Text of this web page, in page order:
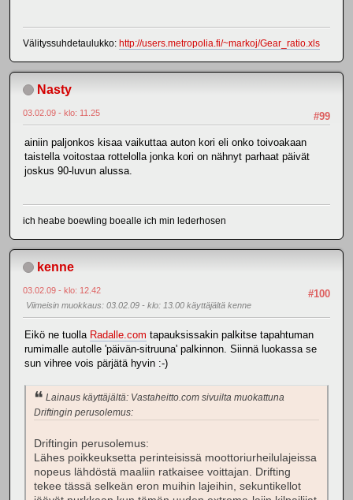
Välityssuhdetaulukko: http://users.metropolia.fi/~markoj/Gear_ratio.xls
Nasty
#99
03.02.09 - klo: 11.25
ainiin paljonkos kisaa vaikuttaa auton kori eli onko toivoakaan
taistella voitostaa rottelolla jonka kori on nähnyt parhaat päivät
joskus 90-luvun alussa.
ich heabe boewling boealle ich min lederhosen
kenne
#100
03.02.09 - klo: 12.42
Viimeisin muokkaus: 03.02.09 - klo: 13.00 käyttäjältä kenne
Eikö ne tuolla Radalle.com tapauksissakin palkitse tapahtuman
rumimalle autolle 'päivän-sitruuna' palkinnon. Siinnä luokassa se
sun vihree vois pärjätä hyvin :-)
Lainaus käyttäjältä: Vastaheitto.com sivuilta muokattuna
Driftingin perusolemus:
Driftingin perusolemus:
Lähes poikkeuksetta perinteisissä moottoriurheilulajeissa
nopeus lähdöstä maaliin ratkaisee voittajan. Drifting
tekee tässä selkeän eron muihin lajeihin, sekuntikellot